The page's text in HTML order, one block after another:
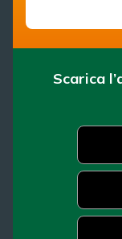
Scarica
SuperEnalotto